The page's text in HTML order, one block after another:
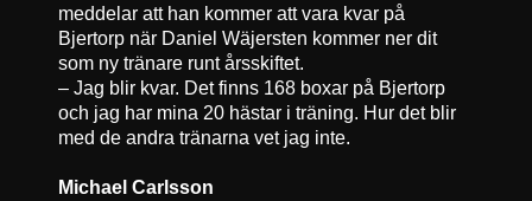
meddelar att han kommer att vara kvar på
Bjertorp när Daniel Wäjersten kommer ner dit
som ny tränare runt årsskiftet.
– Jag blir kvar. Det finns 168 boxar på Bjertorp
och jag har mina 20 hästar i träning. Hur det blir
med de andra tränarna vet jag inte.
Michael Carlsson